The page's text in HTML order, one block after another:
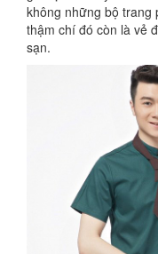
không những bộ trang
thậm chí đó còn là vẻ
sạn.